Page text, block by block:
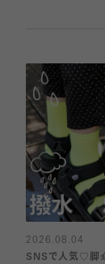
2026.08.04
SNSで人気♡脚